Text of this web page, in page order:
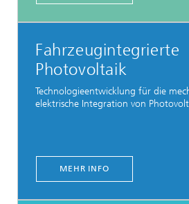
Fahrzeugintegrierte
Photovoltaik
Technologieentwicklung für die
elektrische Integration von
MEHR INFO